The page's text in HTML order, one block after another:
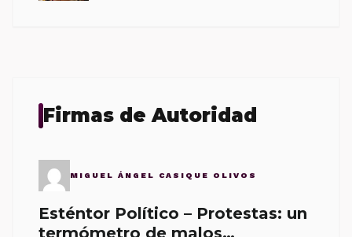
Firmas de Autoridad
MIGUEL ÁNGEL CASIQUE OLIVOS
Esténtor Político – Protestas: un
termómetro de malos